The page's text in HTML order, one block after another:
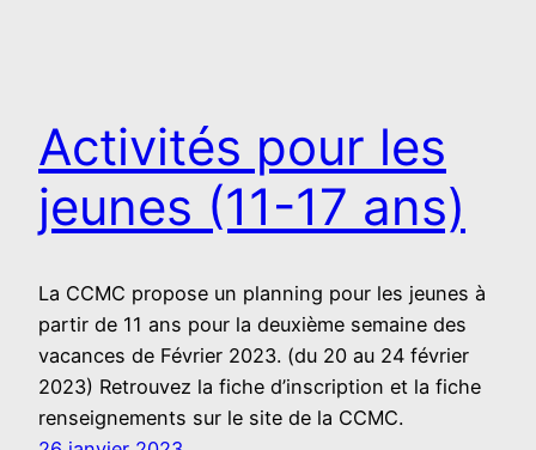
Activités pour les
jeunes (11-17 ans)
La CCMC propose un planning pour les jeunes à
partir de 11 ans pour la deuxième semaine des
vacances de Février 2023. (du 20 au 24 février
2023) Retrouvez la fiche d’inscription et la fiche
renseignements sur le site de la CCMC.